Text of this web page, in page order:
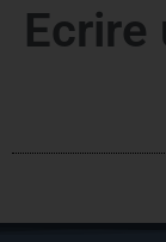
Ecrire